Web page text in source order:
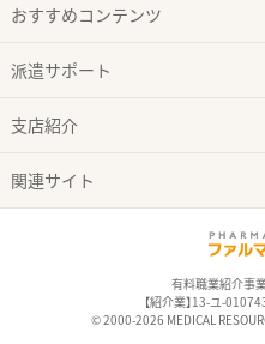
おすすめコンテンツ
派遣サポート
支店紹介
関連サイト
有料職業紹介事
【紹介業】13-ユ-
© 2000-2026 MEDICAL